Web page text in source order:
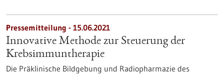
Pressemitteilung - 15.06.2021
Innovative Methode zur Steuerung der
Krebsimmuntherapie
Die Präklinische Bildgebung und Radiopharmazie des